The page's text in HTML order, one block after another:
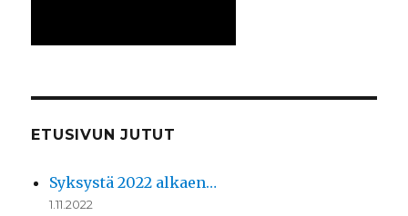
ETUSIVUN JUTUT
Syksystä 2022 alkaen…
1.11.2022